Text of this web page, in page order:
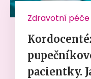
Zdravotní
pacientky.